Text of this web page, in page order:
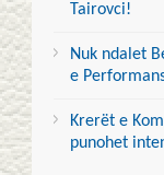
Tairovci!
Nuk ndalet
e
Krerët e
punohet